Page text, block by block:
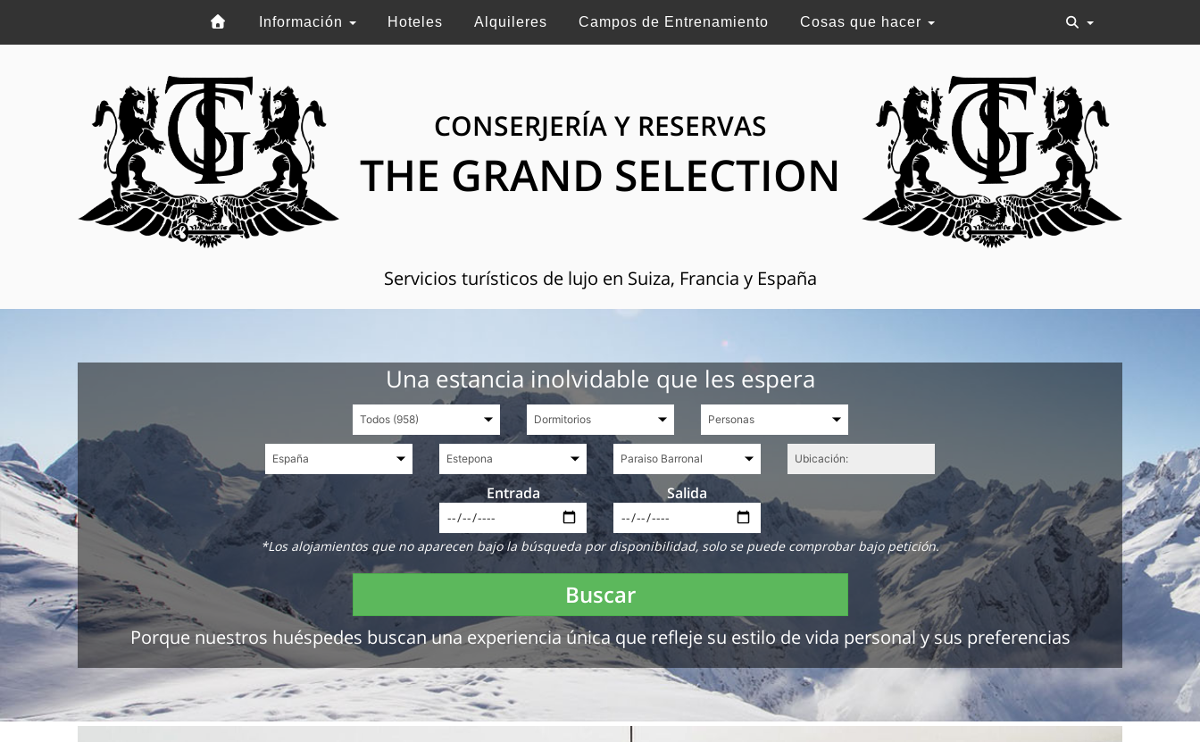
Información Hoteles Alquileres Campos de Entrenamiento Cosas que hacer
CONSERJERÍA Y RESERVAS
THE GRAND SELECTION
Servicios turísticos de lujo en Suiza, Francia y España
Una estancia inolvidable que les espera
Entrada Salida
*Los alojamientos que no aparecen bajo la búsqueda por disponibilidad, solo se puede comprobar bajo petición.
Buscar
Porque nuestros huéspedes buscan una experiencia única que refleje su estilo de vida personal y sus preferencias